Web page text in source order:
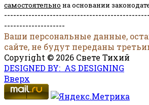
самостоятельно на основании
--------------------
Ваши персональные данные,
сайте, не будут переданы
Copyright © 2026 Свете Тихий
DESIGNED BY: AS DESIGNING
Вверх